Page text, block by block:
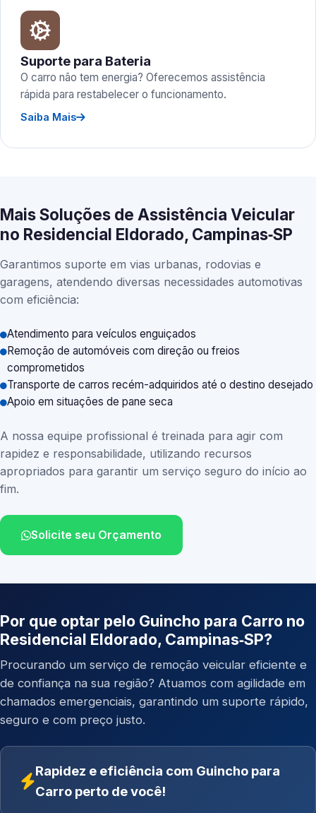
Suporte para Bateria
O carro não tem energia? Oferecemos assistência
rápida para restabelecer o funcionamento.
Saiba Mais
Mais Soluções de Assistência Veicular
no Residencial Eldorado, Campinas‑SP
Garantimos suporte em vias urbanas, rodovias e
garagens, atendendo diversas necessidades automotivas
com eficiência:
Atendimento para veículos enguiçados
Remoção de automóveis com direção ou freios
comprometidos
Transporte de carros recém-adquiridos até o destino desejado
Apoio em situações de pane seca
A nossa equipe profissional é treinada para agir com
rapidez e responsabilidade, utilizando recursos
apropriados para garantir um serviço seguro do início ao
fim.
Solicite seu Orçamento
Por que optar pelo Guincho para Carro no
Residencial Eldorado, Campinas‑SP?
Procurando um serviço de remoção veicular eficiente e
de confiança na sua região? Atuamos com agilidade em
chamados emergenciais, garantindo um suporte rápido,
seguro e com preço justo.
Rapidez e eficiência com Guincho para
Carro perto de você!